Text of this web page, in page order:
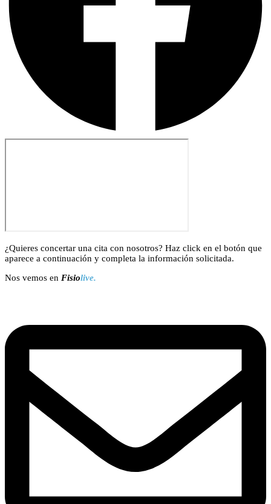
¿Quieres concertar una cita con nosotros? Haz click en el botón que
aparece a continuación y completa la información solicitada.
Nos vemos en Fisiolive.